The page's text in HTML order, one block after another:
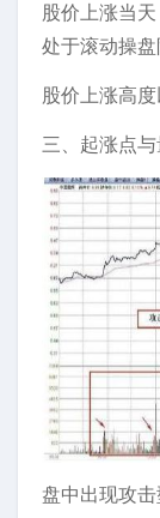
股价上涨当
处于滚动操盘
股价上涨高度
三、起涨点与
盘中出现攻